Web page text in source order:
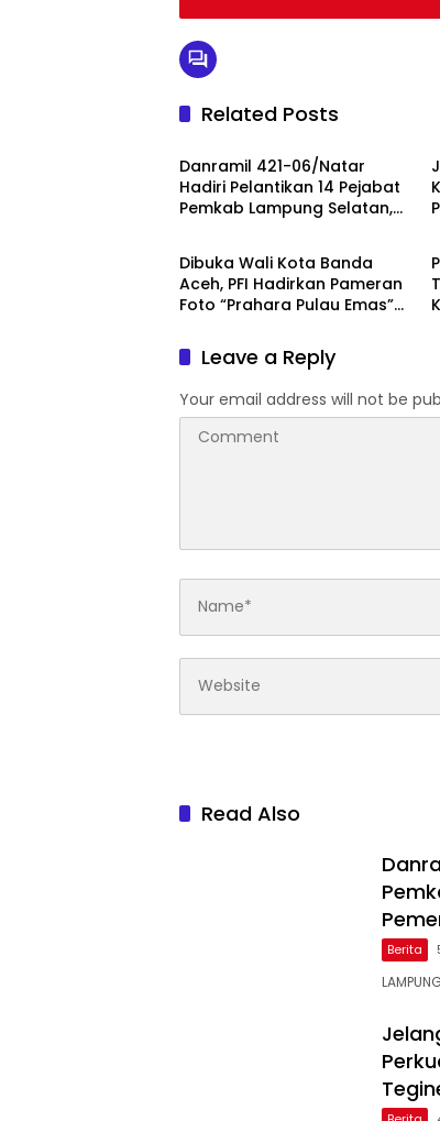
Related Posts
Berita
Danramil 421-06/Natar
Hadiri Pelantikan 14 Pejabat
Pemkab Lampung Selatan,
Berita
Dibuka Wali Kota Banda
Aceh, PFI Hadirkan Pameran
Foto “Prahara Pulau Emas”
Leave a Reply
Your email address will not be
Read Also
Berita